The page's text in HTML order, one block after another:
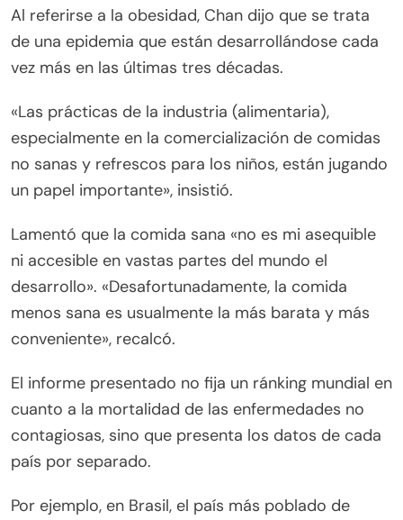
Al referirse a la obesidad, Chan dijo que se trata
de una epidemia que están desarrollándose cada
vez más en las últimas tres décadas.
«Las prácticas de la industria (alimentaria),
especialmente en la comercialización de comidas
no sanas y refrescos para los niños, están jugando
un papel importante», insistió.
Lamentó que la comida sana «no es mi asequible
ni accesible en vastas partes del mundo el
desarrollo». «Desafortunadamente, la comida
menos sana es usualmente la más barata y más
conveniente», recalcó.
El informe presentado no fija un ránking mundial en
cuanto a la mortalidad de las enfermedades no
contagiosas, sino que presenta los datos de cada
país por separado.
Por ejemplo, en Brasil, el país más poblado de